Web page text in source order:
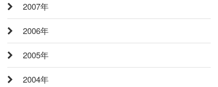
2007年
2006年
2005年
2004年